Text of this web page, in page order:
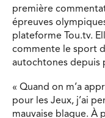
première
épreuves
plateforme Tou.tv.
commente le sport
autochtones depuis
« Quand on m’a
pour les Jeux, j’ai
mauvaise blague. À